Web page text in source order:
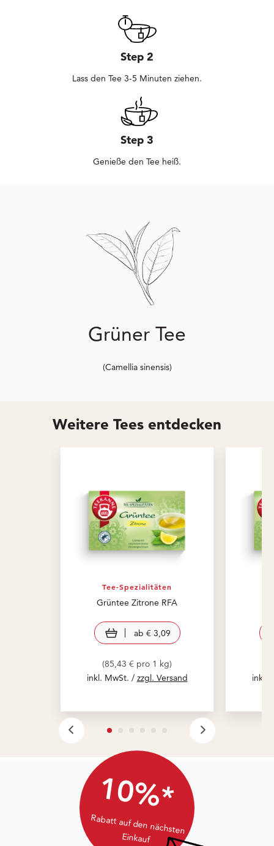
Step 2
Lass den Tee 3-5 Minuten ziehen.
Step 3
Genieße den Tee heiß.
Grüner Tee
(Camellia sinensis)
Weitere Tees entdecken
Tee-Spezialitäten
Grüntee Zitrone RFA
view product
ab € 3,09
(85,43 € pro 1 kg)
inkl. MwSt. / zzgl. Versand
inkl.
10%*
Rabatt auf den nächsten
Einkauf